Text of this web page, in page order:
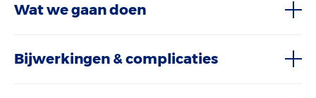
Wat we gaan doen
Bijwerkingen & complicaties